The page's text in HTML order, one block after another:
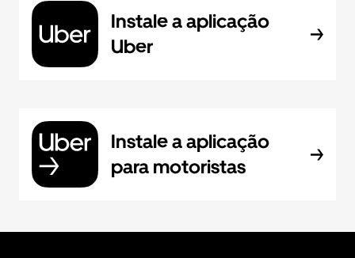
Instale a aplicação
Uber
Instale a aplicação
para motoristas